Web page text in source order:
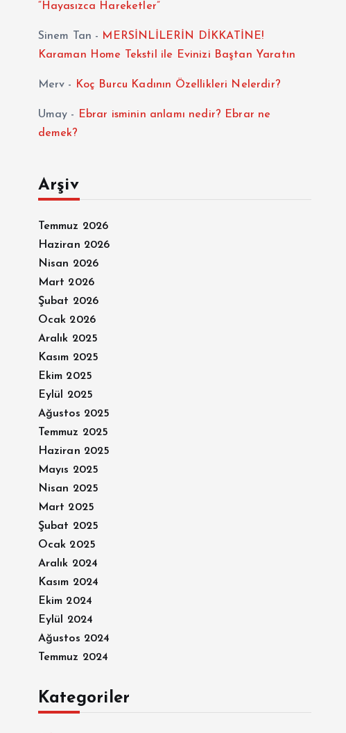
“Hayasızca Hareketler”
Sinem Tan - MERSİNLİLERİN DİKKATİNE!
Karaman Home Tekstil ile Evinizi Baştan Yaratın
Merv - Koç Burcu Kadının Özellikleri Nelerdir?
Umay -
Ebrar isminin anlamı nedir? Ebrar ne
demek?
Arşiv
Temmuz 2026
Haziran 2026
Nisan 2026
Mart 2026
Şubat 2026
Ocak 2026
Aralık 2025
Kasım 2025
Ekim 2025
Eylül 2025
Ağustos 2025
Temmuz 2025
Haziran 2025
Mayıs 2025
Nisan 2025
Mart 2025
Şubat 2025
Ocak 2025
Aralık 2024
Kasım 2024
Ekim 2024
Eylül 2024
Ağustos 2024
Temmuz 2024
Kategoriler